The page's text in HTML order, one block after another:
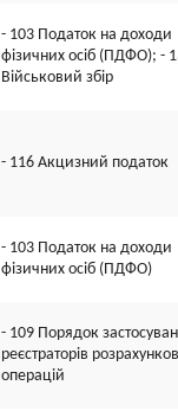
- 103 Податок на доходи
фізичних осіб (ПДФО); -
Військовий збір
- 116 Акцизний податок
- 103 Податок на доходи
фізичних осіб (ПДФО)
- 109 Порядок
реєстраторів
операцій